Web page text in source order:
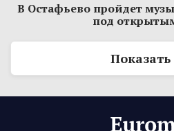
В Остафьево пройдет
под